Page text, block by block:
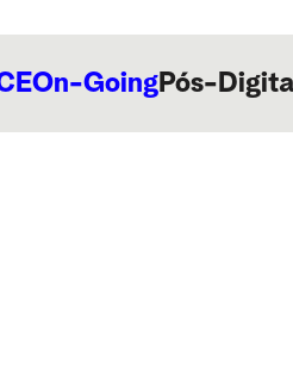
On-GoingPós-Digital